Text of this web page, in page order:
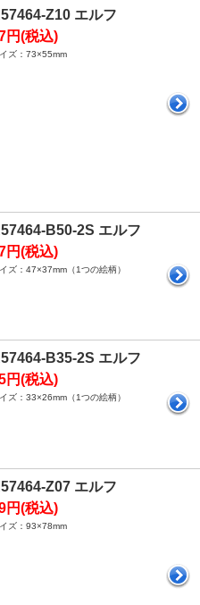
Z10 エルフ
円(税込)
ズ：73×55mm
B50-2S エルフ
円(税込)
ズ：47×37mm（1つの絵柄）
B35-2S エルフ
円(税込)
ズ：33×26mm（1つの絵柄）
Z07 エルフ
円(税込)
ズ：93×78mm